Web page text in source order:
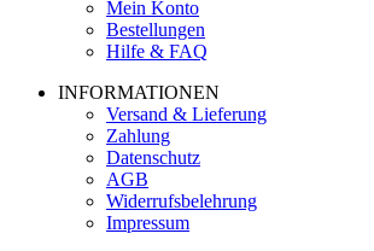
Mein Konto
Bestellungen
Hilfe & FAQ
INFORMATIONEN
Versand & Lieferung
Zahlung
Datenschutz
AGB
Widerrufsbelehrung
Impressum